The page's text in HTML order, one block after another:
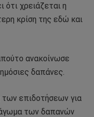
χρειάζεται η
κρίση της εδώ και
ανακοίνωσε
δαπάνες.
επιδοτήσεων για
των δαπανών